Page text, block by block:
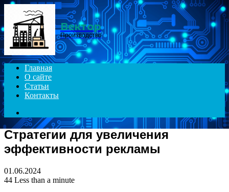
Вектор
Производство
Главная
О сайте
Статьи
Контакты
for
Стратегии для увеличения
эффективности рекламы
01.06.2024
44 Less than a minute